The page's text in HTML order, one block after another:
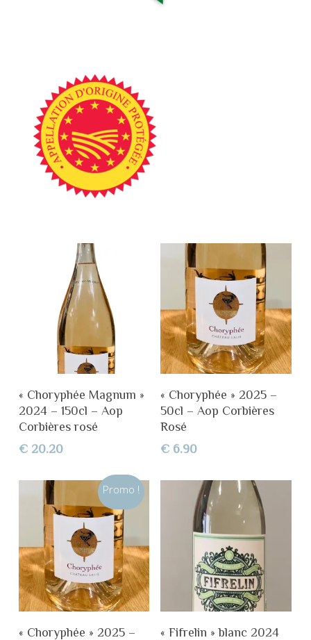
Ajouter Au Panier
« Choryphée Magnum »
2024 – 150cl – Aop
Corbières rosé
€20.20
Ajouter Au Panier
« Choryphée » 2025 –
50cl – Aop Corbières
Rosé
€ 6.90
Promo !
Ajouter Au Panier
« Choryphée » 2025 –
Ajouter Au Panier
« Fifrelin » blanc 2024